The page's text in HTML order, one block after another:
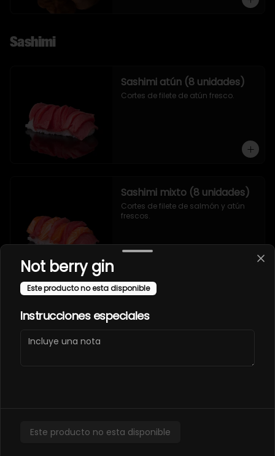
Sashimi
Sashimi atún (8 unidades)
Cortes de filete de atún fresco.
Sashimi mixto (8 unidades)
Cortes de filete de salmón y atún
frescos.
unidades)
Not berry gin
Este producto no esta disponible
Instrucciones especiales
Este producto no esta disponible